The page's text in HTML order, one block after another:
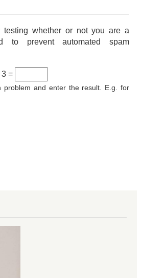
testing whether or not you are a
to prevent automated spam
3 =
problem and enter the result. E.g. for